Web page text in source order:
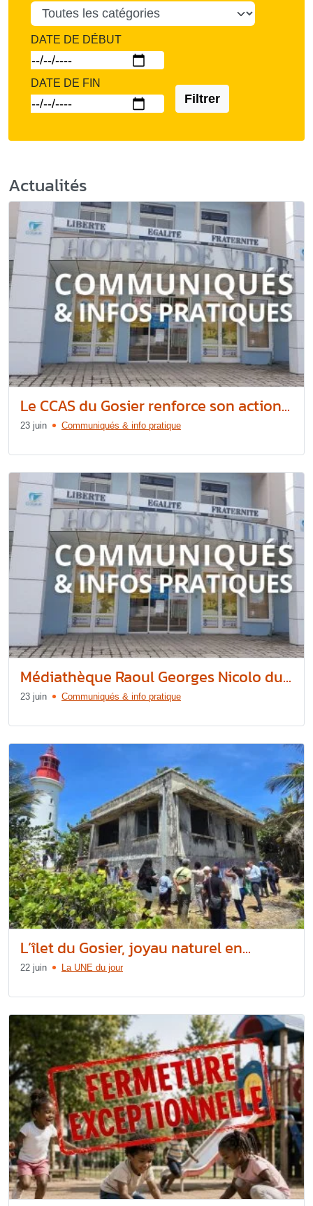
DATE DE DÉBUT
DATE DE FIN
Filtrer
Actualités
Le CCAS du Gosier renforce son action...
23 juin Communiqués & info pratique
Médiathèque Raoul Georges Nicolo du...
23 juin Communiqués & info pratique
L’îlet du Gosier, joyau naturel en...
22 juin La UNE du jour